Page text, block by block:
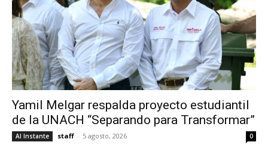
Yamil Melgar respalda proyecto estudiantil
de la UNACH “Separando para Transformar”
Al Instante staff - 5 agosto, 2026 0